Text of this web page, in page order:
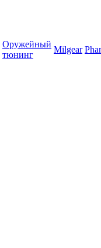
Оружейный
тюнинг
Milgear